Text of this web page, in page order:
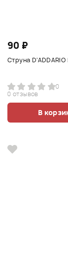
90 ₽
Струна D'ADDARIO
0
0 отзывов
В